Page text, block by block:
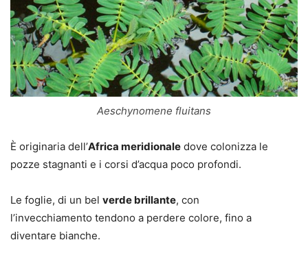
Aeschynomene fluitans
È originaria dell’Africa meridionale dove colonizza le
pozze stagnanti e i corsi d’acqua poco profondi.
Le foglie, di un bel verde brillante, con
l’invecchiamento tendono a perdere colore, fino a
diventare bianche.